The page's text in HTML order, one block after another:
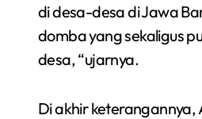
di desa-desa di Jawa
domba yang sekaligus
desa, “ujarnya.
Di akhir keterangannya,